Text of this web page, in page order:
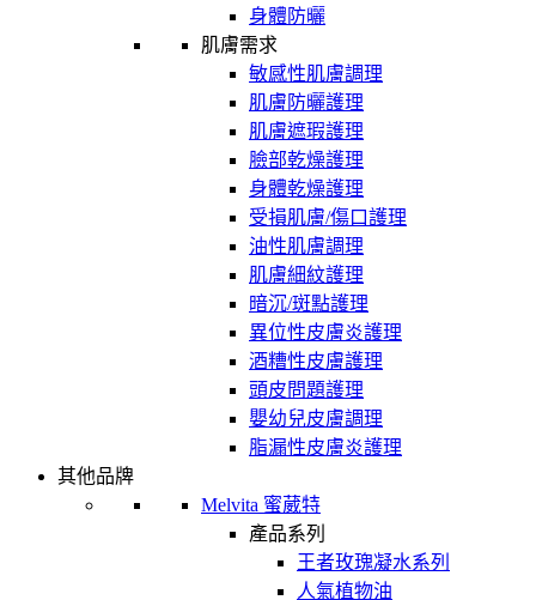
身體防曬
肌膚需求
敏感性肌膚調理
肌膚防曬護理
肌膚遮瑕護理
臉部乾燥護理
身體乾燥護理
受損肌膚/傷口護理
油性肌膚調理
肌膚細紋護理
暗沉/斑點護理
異位性皮膚炎護理
酒糟性皮膚護理
頭皮問題護理
嬰幼兒皮膚調理
脂漏性皮膚炎護理
其他品牌
Melvita 蜜葳特
產品系列
王者玫瑰凝水系列
人氣植物油